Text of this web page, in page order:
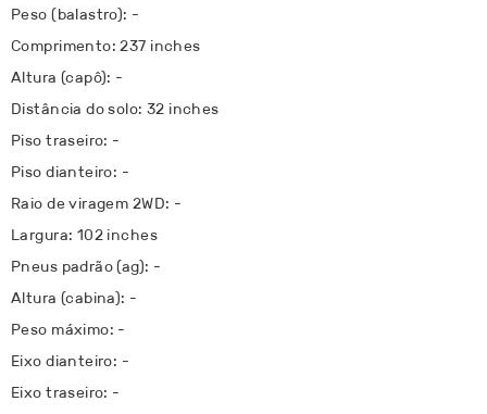
Peso (balastro): -
Comprimento: 237 inches
Altura (capô): -
Distância do solo: 32 inches
Piso traseiro: -
Piso dianteiro: -
Raio de viragem 2WD: -
Largura: 102 inches
Pneus padrão (ag): -
Altura (cabina): -
Peso máximo: -
Eixo dianteiro: -
Eixo traseiro: -